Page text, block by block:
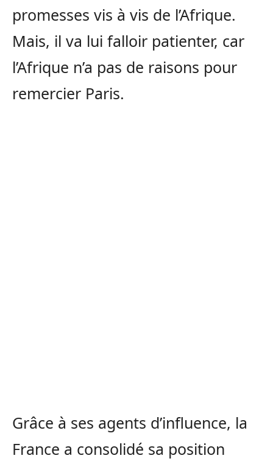
promesses vis à vis de l’Afrique.
Mais, il va lui falloir patienter, car
l’Afrique n’a pas de raisons pour
remercier Paris.
Grâce à ses agents d’influence, la
France a consolidé sa position